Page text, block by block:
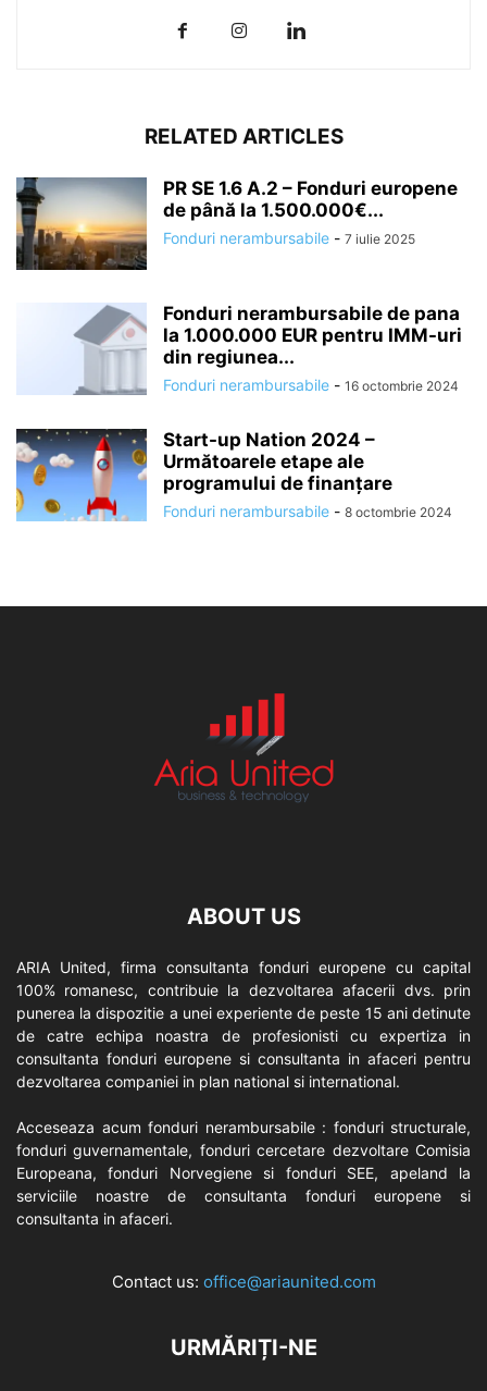
RELATED ARTICLES
PR SE 1.6 A.2 – Fonduri europene
de până la 1.500.000€...
Fonduri nerambursabile - 7 iulie 2025
Fonduri nerambursabile de pana
la 1.000.000 EUR pentru IMM-uri
din regiunea...
Fonduri nerambursabile - 16 octombrie 2024
Start-up Nation 2024 –
Următoarele etape ale
programului de finanțare
Fonduri nerambursabile - 8 octombrie 2024
ABOUT US
ARIA United, firma consultanta fonduri europene cu capital
100% romanesc, contribuie la dezvoltarea afacerii dvs. prin
punerea la dispozitie a unei experiente de peste 15 ani detinute
de catre echipa noastra de profesionisti cu expertiza in
consultanta fonduri europene si consultanta in afaceri pentru
dezvoltarea companiei in plan national si international.
Acceseaza acum fonduri nerambursabile : fonduri structurale,
fonduri guvernamentale, fonduri cercetare dezvoltare Comisia
Europeana, fonduri Norvegiene si fonduri SEE, apeland la
serviciile noastre de consultanta fonduri europene si
consultanta in afaceri.
Contact us: office@ariaunited.com
URMĂRIȚI-NE